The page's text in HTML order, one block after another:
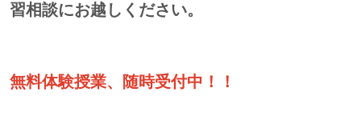
習相談にお越しください。
無料体験授業、随時受付中！！